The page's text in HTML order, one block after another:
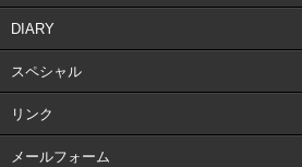
DIARY
スペシャル
リンク
メールフォーム